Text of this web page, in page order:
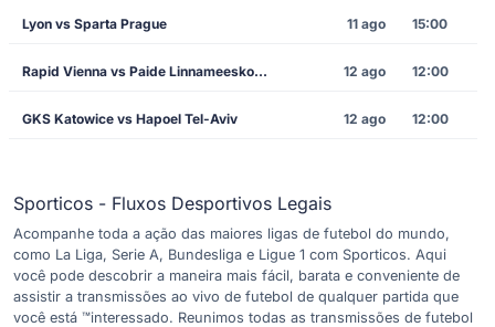
Lyon vs Sparta Prague 11 ago 15:00
Rapid Vienna vs Paide Linnameeskond 12 ago 12:00
GKS Katowice vs Hapoel Tel-Aviv 12 ago 12:00
Sporticos - Fluxos Desportivos Legais
Acompanhe toda a ação das maiores ligas de futebol do mundo,
como La Liga, Serie A, Bundesliga e Ligue 1 com Sporticos. Aqui
você pode descobrir a maneira mais fácil, barata e conveniente de
assistir a transmissões ao vivo de futebol de qualquer partida que
você está ™interessado. Reunimos todas as transmissões de futebol